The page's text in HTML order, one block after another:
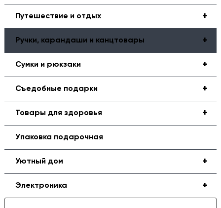
+
Путешествие и отдых
+
Ручки, карандаши и канцтовары
+
Сумки и рюкзаки
+
Съедобные подарки
+
Товары для здоровья
Упаковка подарочная
+
Уютный дом
+
Электроника